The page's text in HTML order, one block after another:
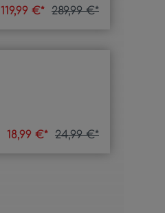
119,99 €* 289,99 €*
18,99 €* 24,99 €*